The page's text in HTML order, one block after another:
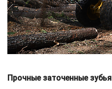
Прочные заточенные зубья